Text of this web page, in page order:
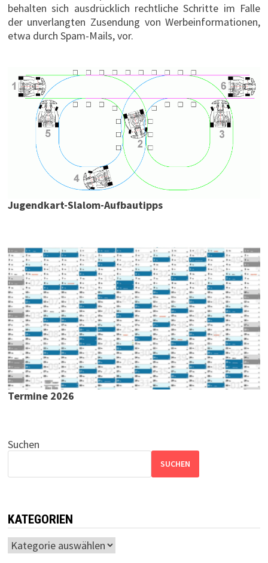
behalten sich ausdrücklich rechtliche Schritte im Falle
der unverlangten Zusendung von Werbeinformationen,
etwa durch Spam-Mails, vor.
Jugendkart-Slalom-Aufbautipps
Termine 2026
Suchen
SUCHEN
KATEGORIEN
Kategorien